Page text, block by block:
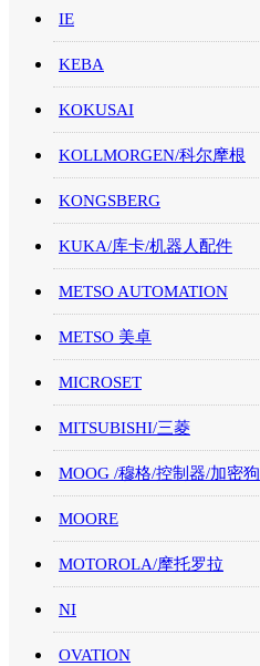
IE
KEBA
KOKUSAI
KOLLMORGEN/科尔摩根
KONGSBERG
KUKA/库卡/机器人配件
METSO AUTOMATION
METSO 美卓
MICROSET
MITSUBISHI/三菱
MOOG /穆格/控制器/加密狗
MOORE
MOTOROLA/摩托罗拉
NI
OVATION